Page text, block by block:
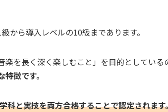
から導入レベルの10級まであります。
楽を長く深く楽しむこと」を目的としている
徴です。
科と実技を両方合格することで認定されます